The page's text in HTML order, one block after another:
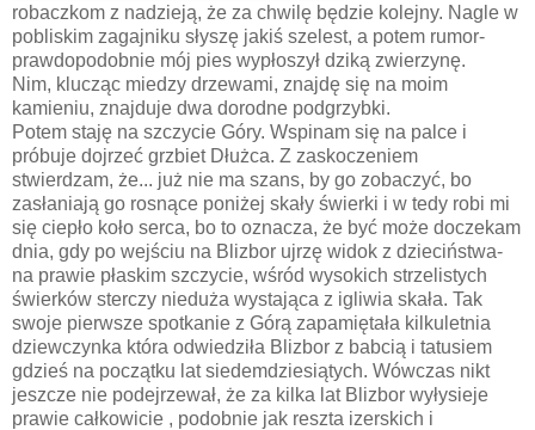
robaczkom z nadzieją, że za chwilę będzie kolejny. Nagle w
pobliskim zagajniku słyszę jakiś szelest, a potem rumor-
prawdopodobnie mój pies wypłoszył dziką zwierzynę.
Nim, klucząc miedzy drzewami, znajdę się na moim
kamieniu, znajduje dwa dorodne podgrzybki.
Potem staję na szczycie Góry. Wspinam się na palce i
próbuje dojrzeć grzbiet Dłużca. Z zaskoczeniem
stwierdzam, że... już nie ma szans, by go zobaczyć, bo
zasłaniają go rosnące poniżej skały świerki i w tedy robi mi
się ciepło koło serca, bo to oznacza, że być może doczekam
dnia, gdy po wejściu na Blizbor ujrzę widok z dzieciństwa-
na prawie płaskim szczycie, wśród wysokich strzelistych
świerków sterczy nieduża wystająca z igliwia skała. Tak
swoje pierwsze spotkanie z Górą zapamiętała kilkuletnia
dziewczynka która odwiedziła Blizbor z babcią i tatusiem
gdzieś na początku lat siedemdziesiątych. Wówczas nikt
jeszcze nie podejrzewał, że za kilka lat Blizbor wyłysieje
prawie całkowicie , podobnie jak reszta izerskich i